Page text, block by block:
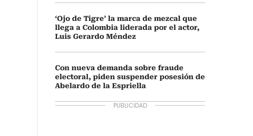
‘Ojo de Tigre’ la marca de mezcal que
llega a Colombia liderada por el actor,
Luis Gerardo Méndez
Con nueva demanda sobre fraude
electoral, piden suspender posesión de
Abelardo de la Espriella